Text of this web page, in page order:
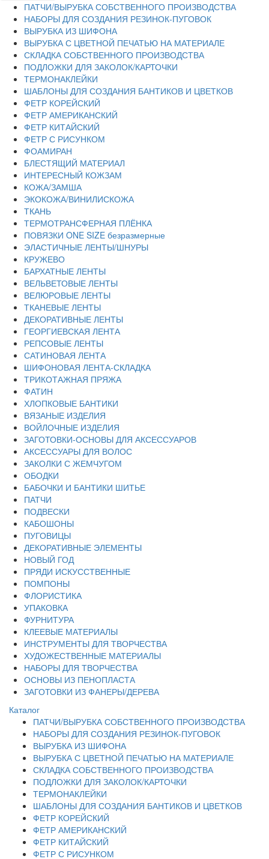
ПАТЧИ/ВЫРУБКА СОБСТВЕННОГО ПРОИЗВОДСТВА
НАБОРЫ ДЛЯ СОЗДАНИЯ РЕЗИНОК-ПУГОВОК
ВЫРУБКА ИЗ ШИФОНА
ВЫРУБКА С ЦВЕТНОЙ ПЕЧАТЬЮ НА МАТЕРИАЛЕ
СКЛАДКА СОБСТВЕННОГО ПРОИЗВОДСТВА
ПОДЛОЖКИ ДЛЯ ЗАКОЛОК/КАРТОЧКИ
ТЕРМОНАКЛЕЙКИ
ШАБЛОНЫ ДЛЯ СОЗДАНИЯ БАНТИКОВ И ЦВЕТКОВ
ФЕТР КОРЕЙСКИЙ
ФЕТР АМЕРИКАНСКИЙ
ФЕТР КИТАЙСКИЙ
ФЕТР С РИСУНКОМ
ФОАМИРАН
БЛЕСТЯЩИЙ МАТЕРИАЛ
ИНТЕРЕСНЫЙ КОЖЗАМ
КОЖА/ЗАМША
ЭКОКОЖА/ВИНИЛИСКОЖА
ТКАНЬ
ТЕРМОТРАНСФЕРНАЯ ПЛЁНКА
ПОВЯЗКИ ONE SIZE безразмерные
ЭЛАСТИЧНЫЕ ЛЕНТЫ/ШНУРЫ
КРУЖЕВО
БАРХАТНЫЕ ЛЕНТЫ
ВЕЛЬВЕТОВЫЕ ЛЕНТЫ
ВЕЛЮРОВЫЕ ЛЕНТЫ
ТКАНЕВЫЕ ЛЕНТЫ
ДЕКОРАТИВНЫЕ ЛЕНТЫ
ГЕОРГИЕВСКАЯ ЛЕНТА
РЕПСОВЫЕ ЛЕНТЫ
САТИНОВАЯ ЛЕНТА
ШИФОНОВАЯ ЛЕНТА-СКЛАДКА
ТРИКОТАЖНАЯ ПРЯЖА
ФАТИН
ХЛОПКОВЫЕ БАНТИКИ
ВЯЗАНЫЕ ИЗДЕЛИЯ
ВОЙЛОЧНЫЕ ИЗДЕЛИЯ
ЗАГОТОВКИ-ОСНОВЫ ДЛЯ АКСЕССУАРОВ
АКСЕССУАРЫ ДЛЯ ВОЛОС
ЗАКОЛКИ С ЖЕМЧУГОМ
ОБОДКИ
БАБОЧКИ И БАНТИКИ ШИТЬЕ
ПАТЧИ
ПОДВЕСКИ
КАБОШОНЫ
ПУГОВИЦЫ
ДЕКОРАТИВНЫЕ ЭЛЕМЕНТЫ
НОВЫЙ ГОД
ПРЯДИ ИСКУССТВЕННЫЕ
ПОМПОНЫ
ФЛОРИСТИКА
УПАКОВКА
ФУРНИТУРА
КЛЕЕВЫЕ МАТЕРИАЛЫ
ИНСТРУМЕНТЫ ДЛЯ ТВОРЧЕСТВА
ХУДОЖЕСТВЕННЫЕ МАТЕРИАЛЫ
НАБОРЫ ДЛЯ ТВОРЧЕСТВА
ОСНОВЫ ИЗ ПЕНОПЛАСТА
ЗАГОТОВКИ ИЗ ФАНЕРЫ/ДЕРЕВА
Каталог
ПАТЧИ/ВЫРУБКА СОБСТВЕННОГО ПРОИЗВОДСТВА
НАБОРЫ ДЛЯ СОЗДАНИЯ РЕЗИНОК-ПУГОВОК
ВЫРУБКА ИЗ ШИФОНА
ВЫРУБКА С ЦВЕТНОЙ ПЕЧАТЬЮ НА МАТЕРИАЛЕ
СКЛАДКА СОБСТВЕННОГО ПРОИЗВОДСТВА
ПОДЛОЖКИ ДЛЯ ЗАКОЛОК/КАРТОЧКИ
ТЕРМОНАКЛЕЙКИ
ШАБЛОНЫ ДЛЯ СОЗДАНИЯ БАНТИКОВ И ЦВЕТКОВ
ФЕТР КОРЕЙСКИЙ
ФЕТР АМЕРИКАНСКИЙ
ФЕТР КИТАЙСКИЙ
ФЕТР С РИСУНКОМ